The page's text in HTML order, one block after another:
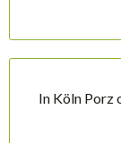
In Köln Porz